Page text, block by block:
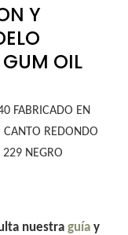
Y
OIL
FABRICADO EN
CANTO REDONDO
229 NEGRO
nuestra guíay